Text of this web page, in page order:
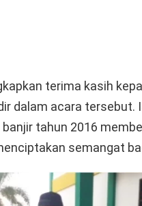
terima kasih
dalam acara tersebut.
tahun 2016
semangat